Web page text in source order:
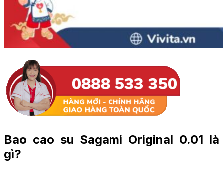
Bao cao su Sagami Original 0.01 là
gì?